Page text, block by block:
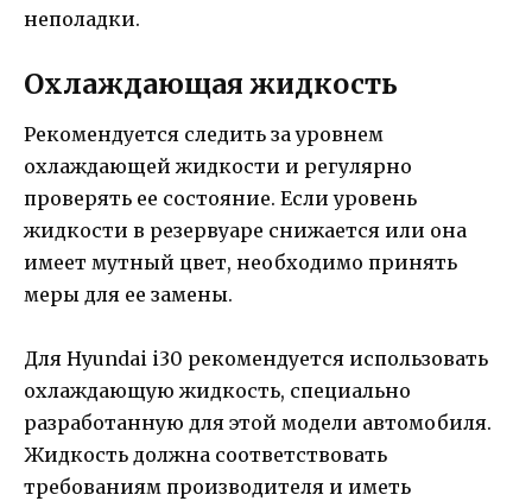
неполадки.
Охлаждающая жидкость
Рекомендуется следить за уровнем
охлаждающей жидкости и регулярно
проверять ее состояние. Если уровень
жидкости в резервуаре снижается или она
имеет мутный цвет, необходимо принять
меры для ее замены.
Для Hyundai i30 рекомендуется использовать
охлаждающую жидкость, специально
разработанную для этой модели автомобиля.
Жидкость должна соответствовать
требованиям производителя и иметь